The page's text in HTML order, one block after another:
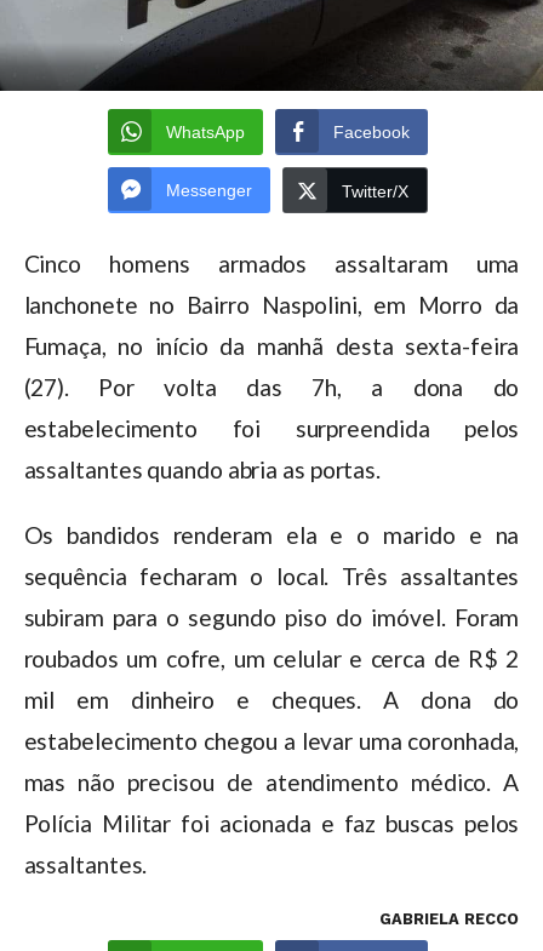
WhatsApp Facebook
Messenger Twitter/X
Cinco homens armados assaltaram uma
lanchonete no Bairro Naspolini, em Morro da
Fumaça, no início da manhã desta sexta-feira
(27). Por volta das 7h, a dona do
estabelecimento foi surpreendida pelos
assaltantes quando abria as portas.
Os bandidos renderam ela e o marido e na
sequência fecharam o local. Três assaltantes
subiram para o segundo piso do imóvel. Foram
roubados um cofre, um celular e cerca de R$ 2
mil em dinheiro e cheques. A dona do
estabelecimento chegou a levar uma coronhada,
mas não precisou de atendimento médico. A
Polícia Militar foi acionada e faz buscas pelos
assaltantes.
GABRIELA RECCO